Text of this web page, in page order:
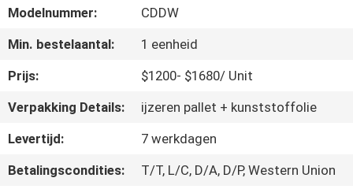
KWALITEITSCONTROLE
CONTACTEER
ONS
NIEUWS
Modelnummer:
CDDW
Min. bestelaantal:
1 eenheid
Prijs:
$1200- $1680/ Unit
Verpakking Details:
ijzeren pallet + kunststoffolie
Levertijd:
7 werkdagen
Betalingscondities:
T/T, L/C, D/A, D/P, Western Union